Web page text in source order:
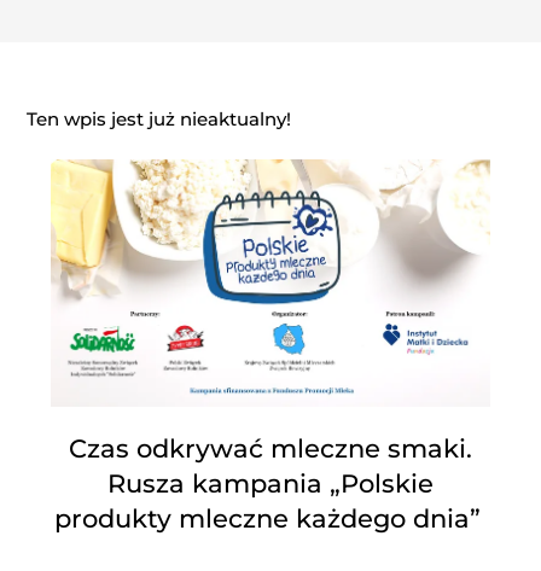
Ten wpis jest już nieaktualny!
Czas odkrywać mleczne smaki.
Rusza kampania „Polskie
produkty mleczne każdego dnia”